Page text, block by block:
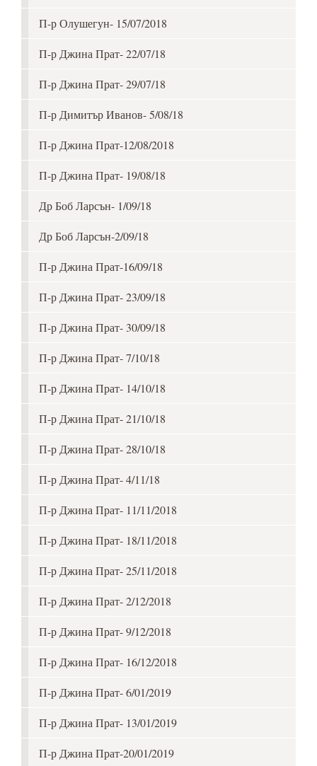
П-р Олушегун- 15/07/2018
П-р Джина Прат- 22/07/18
П-р Джина Прат- 29/07/18
П-р Димитър Иванов- 5/08/18
П-р Джина Прат-12/08/2018
П-р Джина Прат- 19/08/18
Др Боб Ларсън- 1/09/18
Др Боб Ларсън-2/09/18
П-р Джина Прат-16/09/18
П-р Джина Прат- 23/09/18
П-р Джина Прат- 30/09/18
П-р Джина Прат- 7/10/18
П-р Джина Прат- 14/10/18
П-р Джина Прат- 21/10/18
П-р Джина Прат- 28/10/18
П-р Джина Прат- 4/11/18
П-р Джина Прат- 11/11/2018
П-р Джина Прат- 18/11/2018
П-р Джина Прат- 25/11/2018
П-р Джина Прат- 2/12/2018
П-р Джина Прат- 9/12/2018
П-р Джина Прат- 16/12/2018
П-р Джина Прат- 6/01/2019
П-р Джина Прат- 13/01/2019
П-р Джина Прат-20/01/2019